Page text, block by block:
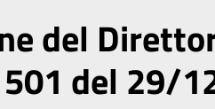
del
501 del 29/